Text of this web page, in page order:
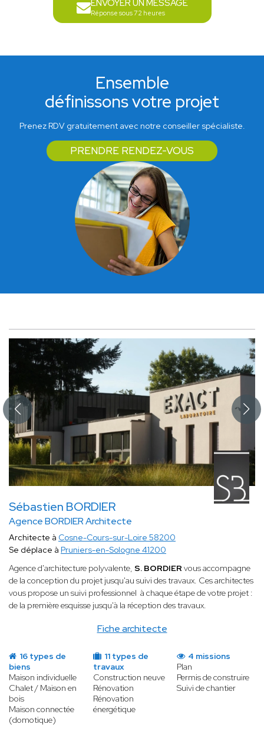
ENVOYER UN MESSAGE
Réponse sous 72 heures
Ensemble
définissons votre projet
Prenez RDV gratuitement avec notre conseiller spécialiste.
PRENDRE RENDEZ-VOUS
Sébastien BORDIER
Agence BORDIER Architecte
Fiche architecte
Architecte à Cosne-Cours-sur-Loire 58200
Se déplace à Pruniers-en-Sologne 41200
Agence d'architecture polyvalente, S. BORDIER vousaccompagne
de la conception du projet jusqu'au suivi des travaux. Ces architectes
vous propose un suivi professionnel à chaque étape de votre projet :
de la première esquisse jusqu'à la réception des travaux.
16 types de
biens
Maison individuelle
Chalet / Maison en
bois
Maison connectée
(domotique)
11 types de
travaux
Construction neuve
Rénovation
Rénovation
énergétique
4 missions
Plan
Permis de construire
Suivi de chantier